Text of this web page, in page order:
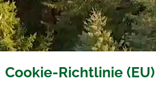
Cookie-Richtlinie (EU)